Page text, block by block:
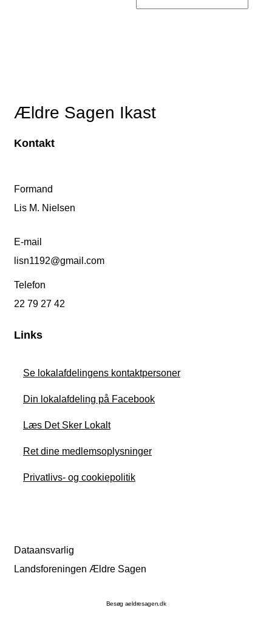
Ældre Sagen Ikast
Kontakt
Formand
Lis M. Nielsen
E-mail
lisn1192@gmail.com
Telefon
22 79 27 42
Links
Se lokalafdelingens kontaktpersoner
Din lokalafdeling på Facebook
Læs Det Sker Lokalt
Ret dine medlemsoplysninger
Privatlivs- og cookiepolitik
Dataansvarlig
Landsforeningen Ældre Sagen
Besøg aeldresagen.dk